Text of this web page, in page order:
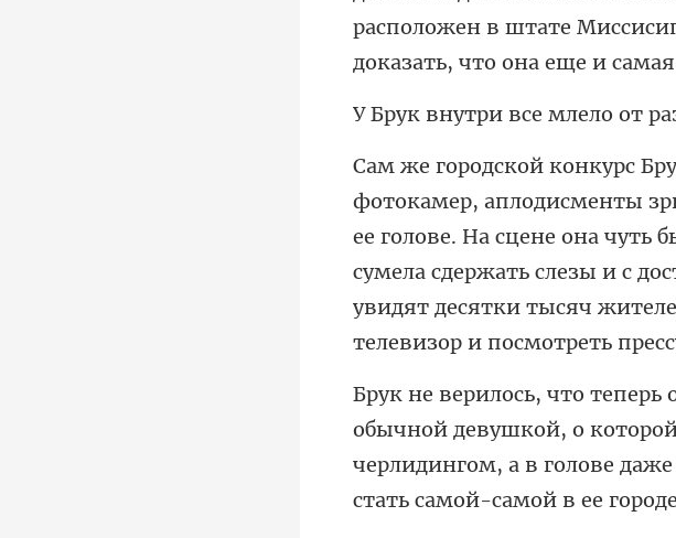
расположен в штате
е млело от
ее голове. На сцене она чуть
сумела сдержать слезы и с
девушкой, о
черлидингом, а в г